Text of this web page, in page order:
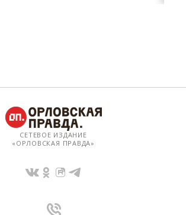
СЕТЕВОЕ ИЗДАНИЕ
«ОРЛОВСКАЯ ПРАВДА»